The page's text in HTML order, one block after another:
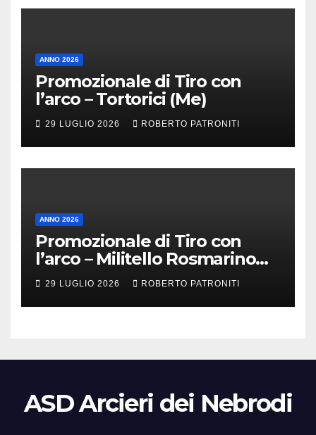
ANNO 2026
Promozionale di Tiro con
l’arco – Tortorici (Me)
29 LUGLIO 2026 ROBERTO PATRONITI
ANNO 2026
Promozionale di Tiro con
l’arco – Militello Rosmarino
(Me)
29 LUGLIO 2026 ROBERTO PATRONITI
ASD Arcieri dei Nebrodi